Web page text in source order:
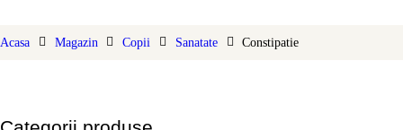
Acasa Magazin Copii Sanatate Constipatie
SUVENIRURI